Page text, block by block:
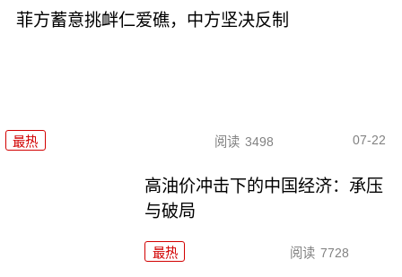
菲方蓄意挑衅仁爱礁，中方坚决反制
最热 阅读 3498 07-22
高油价冲击下的中国经济：承压
与破局
最热 阅读 7728